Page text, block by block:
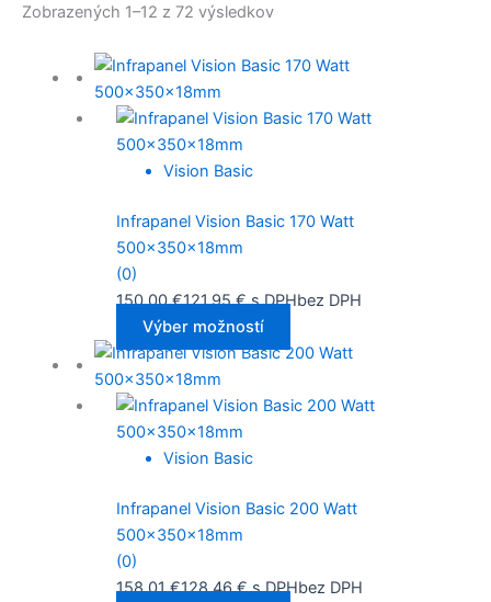
Zobrazených 1–12 z 72 výsledkov
Vision Basic
Infrapanel Vision Basic 170 Watt
500x350x18mm
(0)
150,00€121,95€ s DPHbez DPH
Výber možností
Vision Basic
Infrapanel Vision Basic 200 Watt
500x350x18mm
(0)
158,01€128,46€ s DPHbez DPH